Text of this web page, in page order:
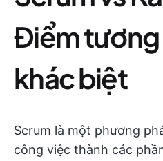
Điểm tương
khác biệt
Scrum là một phương
công việc thành các